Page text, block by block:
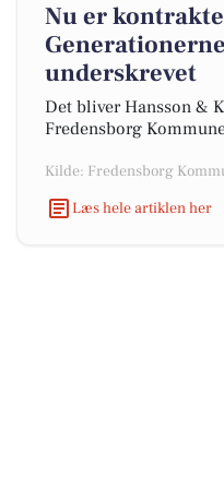
Nu er
underskrevet
Det bliver Hansson &
Fredensborg
Kilde: Fredensborg
Læs hele artiklen her